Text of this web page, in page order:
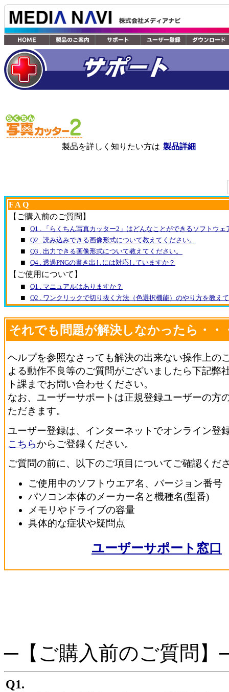
製品を詳しく知りたい方は 製品詳細
F A Q
【ご購入前のご質問】
■
Q1 . 「らくちん写真カッター2」はどんなことができるソフトウェ
■ Q2 . 読み込みできる画像形式について教えてください。
■ Q3 . 出力できる画像形式について教えてください。
■ Q4 . 透過PNGの書き出しには対応していますか？
【ご使用について】
■
Q1 . マニュアルはありますか？
■ Q2 . ワンクリックで切り抜く方法（色選択機能）のやり方を教え
それでも問題が解決しなかったら・・
ヘルプを参照なさっても解決の出来ない操作上の
よる動作不良等のご質問がございましたら下記弊
ト課までお問い合わせください。
なお、ユーザーサポートは正規登録ユーザーの方
ただきます。
ユーザー登録は、インターネットでオンライン登
こちらからご登録ください。
ご質問の前に、以下のご項目についてご確認くだ
ご使用中のソフトウエア名、バージョン番号
パソコン本体のメーカー名と機種名(型番)
メモリやドライブの容量
具体的な症状や疑問点
ユーザーサポート窓口
─【ご購入前のご質問】
Q1.